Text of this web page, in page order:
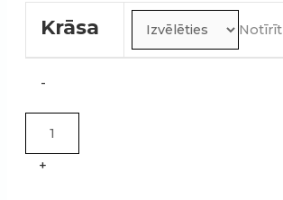
Krāsa Notīrīt
Telefona
statīvs
-
+